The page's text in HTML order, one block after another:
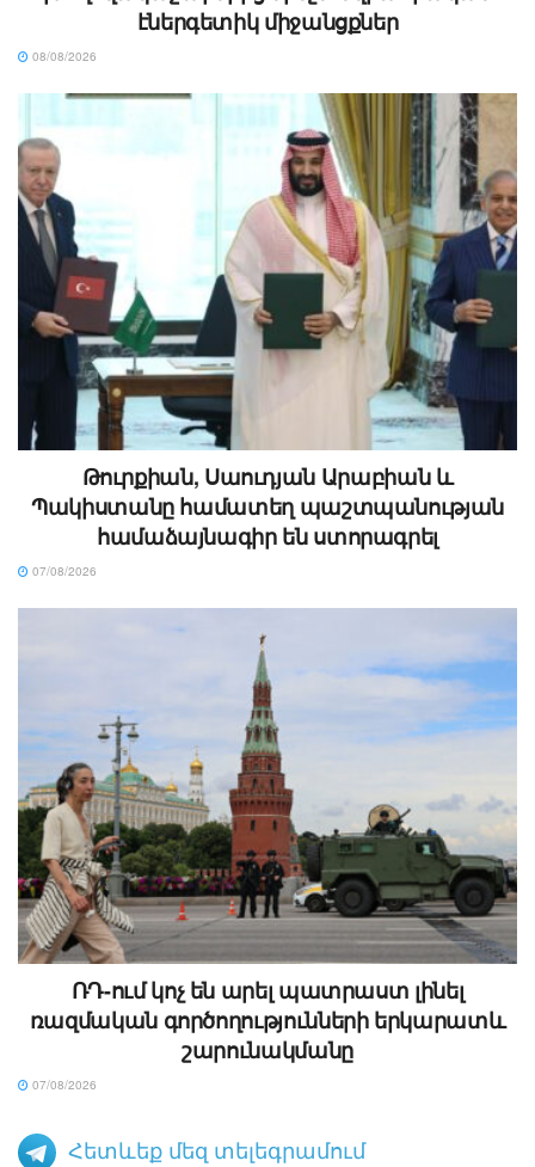
էներգետիկ միջանցքներ
08/08/2026
Թուրքիան, Սաուդյան Արաբիան և
Պակիստանը համատեղ պաշտպանության
համաձայնագիր են ստորագրել
07/08/2026
ՌԴ-ում կոչ են արել պատրաստ լինել
ռազմական գործողությունների երկարատև
շարունակմանը
07/08/2026
Հետևեք մեզ տելեգրամում